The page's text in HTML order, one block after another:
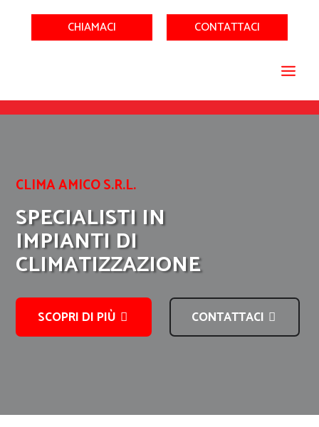
CHIAMACI CONTATTACI
CLIMA AMICO S.R.L.
SPECIALISTI IN
IMPIANTI DI
CLIMATIZZAZIONE
SCOPRI DI PIÙ CONTATTACI